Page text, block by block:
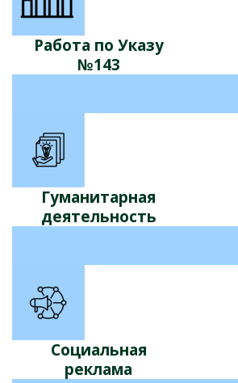
Работа по Указу
№143
Гуманитарная
деятельность
Социальная
реклама